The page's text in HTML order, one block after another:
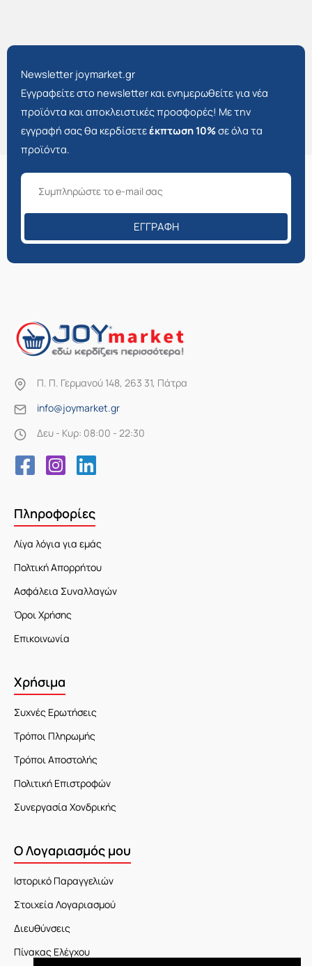
Newsletter joymarket.gr
Εγγραφείτε στο newsletter και ενημερωθείτε για νέα
προϊόντα και αποκλειστικές προσφορές! Με την
εγγραφή σας θα κερδίσετεέκπτωση 10%σε όλα τα
προϊόντα.
ΕΓΓΡΑΦΉ
Π. Π. Γερμανού 148, 263 31, Πάτρα
info@joymarket.gr
Δευ - Κυρ: 08:00 - 22:30
Πληροφορίες
Λίγα λόγια για εμάς
Πολτική Απορρήτου
Ασφάλεια Συναλλαγών
Όροι Χρήσης
Επικοινωνία
Χρήσιμα
Συχνές Ερωτήσεις
Τρόποι Πληρωμής
Τρόποι Αποστολής
Πολιτική Επιστροφών
Συνεργασία Χονδρικής
Ο Λογαριασμός μου
Ιστορικό Παραγγελιών
Στοιχεία Λογαριασμού
Διευθύνσεις
Πίνακας Ελέγχου